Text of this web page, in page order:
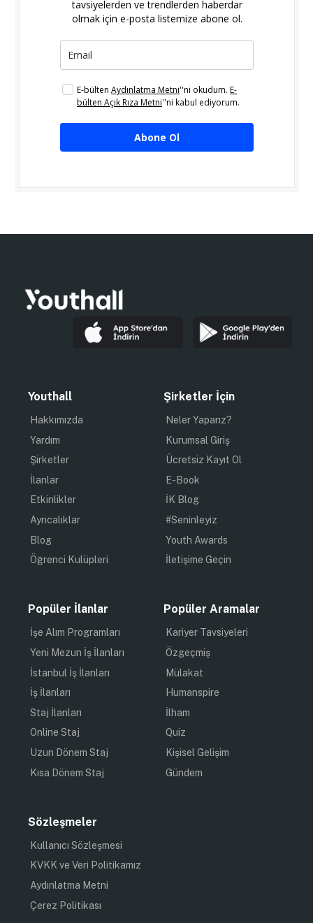
tavsiyelerden ve trendlerden haberdar
olmak için e-posta listemize abone ol.
E-bülten Aydınlatma Metni''ni okudum. E-
bülten Açık Rıza Metni''ni kabul ediyorum.
Abone Ol
Youthall
Hakkımızda
Yardım
Şirketler
İlanlar
Etkinlikler
Ayrıcalıklar
Blog
Öğrenci Kulüpleri
Şirketler İçin
Neler Yaparız?
Kurumsal Giriş
Ücretsiz Kayıt Ol
E-Book
İK Blog
#Seninleyiz
Youth Awards
İletişime Geçin
Popüler İlanlar
İşe Alım Programları
Yeni Mezun İş İlanları
İstanbul İş İlanları
İş İlanları
Staj İlanları
Online Staj
Uzun Dönem Staj
Kısa Dönem Staj
Popüler Aramalar
Kariyer Tavsiyeleri
Özgeçmiş
Mülakat
Humanspire
İlham
Quiz
Kişisel Gelişim
Gündem
Sözleşmeler
Kullanıcı Sözleşmesi
KVKK ve Veri Politikamız
Aydınlatma Metni
Çerez Politikası